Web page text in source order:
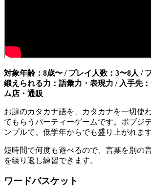
対象年齢：8歳〜 / プレイ人数：3〜8人 /
鍛えられる力：語彙力・表現力 / 入手先
ム店・通販
お題のカタカナ語を、カタカナを一切使
てもらうパーティーゲームです。ボブジ
ンプルで、低学年からでも盛り上がれます
短時間で何度も遊べるので、言葉を別の
を繰り返し練習できます。
ワードバスケット